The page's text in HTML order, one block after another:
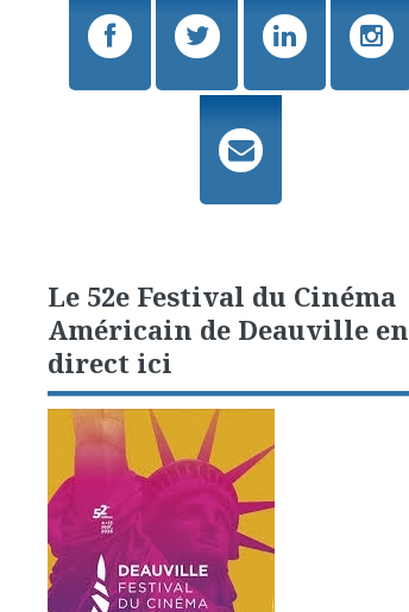
Le 52e Festival du Cinéma
Américain de Deauville en
direct ici